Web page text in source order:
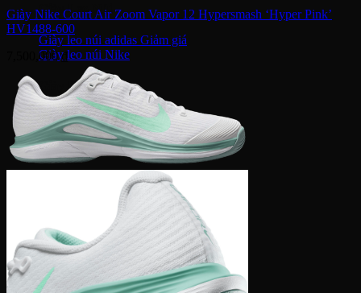
Giày Leo Núi
Giày leo núi adidas
Giày leo núi Nike
Giày Puma
Puma Palermo
Puma Suede
Puma Speedcat
Reebok Club C 85
Reebok Instapump
Giày Asics
Gel Lyte 3
Giày Nike Court Air Zoom Vapor 12 Hypersmash ‘Hyper Pink’
HV1488-600
7,500,000₫